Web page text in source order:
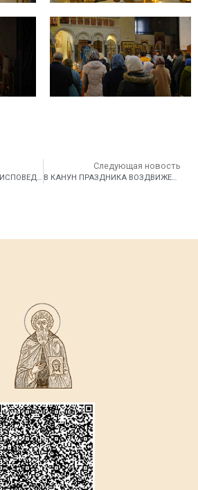
В ХРАМЕ ПРП. ВАСИЛИЯ ИСПОВЕДНИКА СОВЕРШЕН МОЛЕБЕН НА НАЧАЛО УЧЕБНОГО ГОДА!
Следующая новость
В КАНУН ПРАЗДНИКА ВОЗДВИЖЕНИЯ КРЕСТА ГОСПОДНЯ В ХРАМЕ ПРП. ВАСИЛИЯ ИСПОВЕДНИКА У РОГОЖСКОЙ ЗАСТАВЫ СОВЕРШИЛИ ВСЕНОЩНОЕ БДЕНИЕ.